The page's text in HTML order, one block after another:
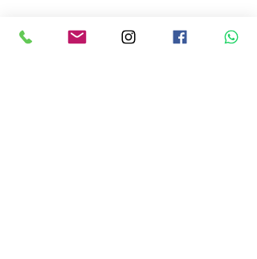
Whatsapp: